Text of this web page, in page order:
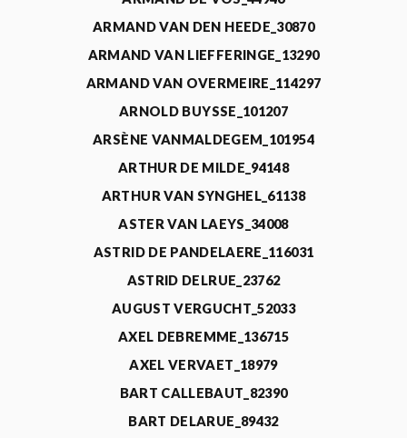
ARMAND VAN DEN HEEDE_30870
ARMAND VAN LIEFFERINGE_13290
ARMAND VAN OVERMEIRE_114297
ARNOLD BUYSSE_101207
ARSÈNE VANMALDEGEM_101954
ARTHUR DE MILDE_94148
ARTHUR VAN SYNGHEL_61138
ASTER VAN LAEYS_34008
ASTRID DE PANDELAERE_116031
ASTRID DELRUE_23762
AUGUST VERGUCHT_52033
AXEL DEBREMME_136715
AXEL VERVAET_18979
BART CALLEBAUT_82390
BART DELARUE_89432